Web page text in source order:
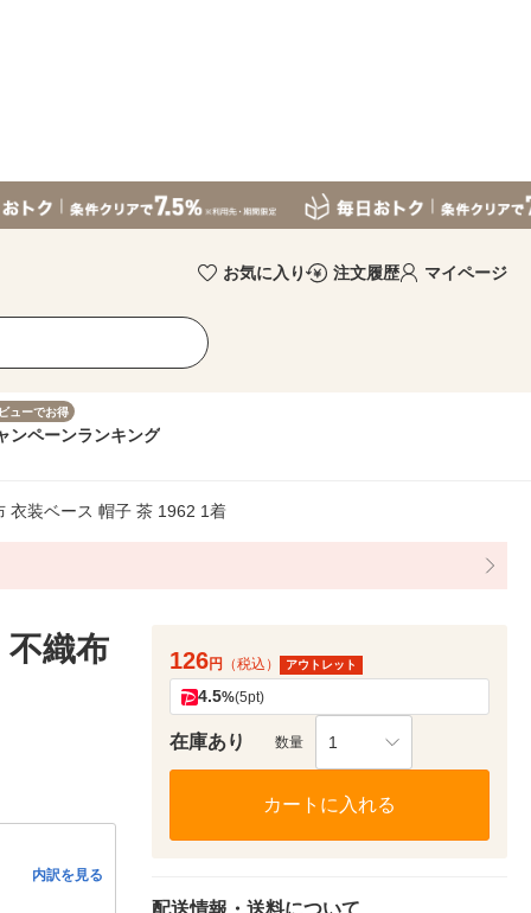
お気に入り 注文履歴 マイページ
ューでお得
ンペーンランキング
衣装ベース 帽子 茶 1962 1着
不織布
内訳を見る
126円 （税込） アウトレット
4.5%(5pt)
在庫あり 数量 1
カートに入れる
配送情報・送料について